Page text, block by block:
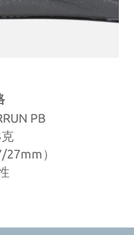
PB
克
27mm ）